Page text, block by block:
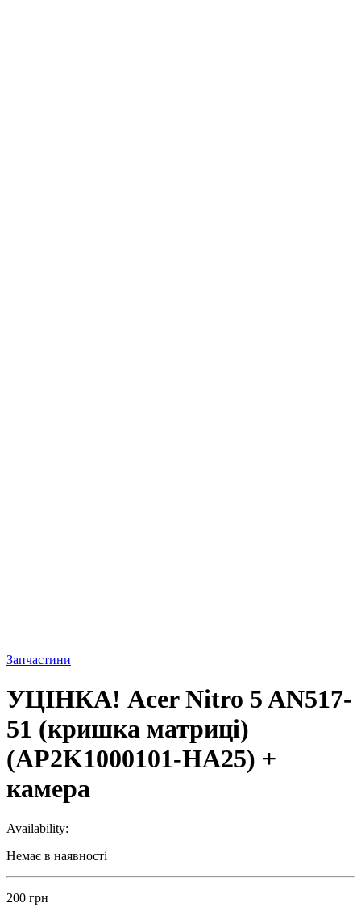
Запчастини
УЦІНКА! Acer Nitro 5 AN517-
51 (кришка матриці)
(AP2K1000101-HA25) +
камера
Availability:
Немає в наявності
200 грн